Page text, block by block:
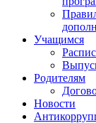
Учащимся
Родителям
Новости